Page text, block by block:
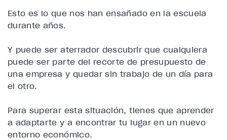
Esto es lo que nos han ensañado en la escuela
durante años.
Y puede ser aterrador descubrir que cualquiera
puede ser parte del recorte de presupuesto de
una empresa y quedar sin trabajo de un día para
el otro.
Para superar esta situación, tienes que aprender
a adaptarte y a encontrar tu lugar en un nuevo
entorno económico.